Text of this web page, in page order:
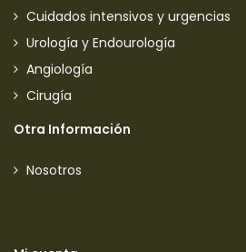
Cuidados intensivos y urgencias
Urología y Endourología
Angiología
Cirugía
Otra Información
Nosotros